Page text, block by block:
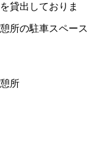
貸出しておりま
所の駐車スペース
所